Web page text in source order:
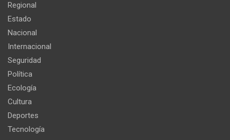
Regional
Estado
Nacional
Internacional
Seguridad
Política
Ecología
Cultura
Deportes
Tecnología